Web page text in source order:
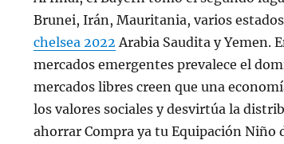
Brunei, Irán, Mauritania, varios
chelsea 2022 Arabia Saudita y Yemen.
mercados emergentes prevalece el
mercados libres creen que una
los valores sociales y desvirtúa la
ahorrar Compra ya tu Equipación Niño